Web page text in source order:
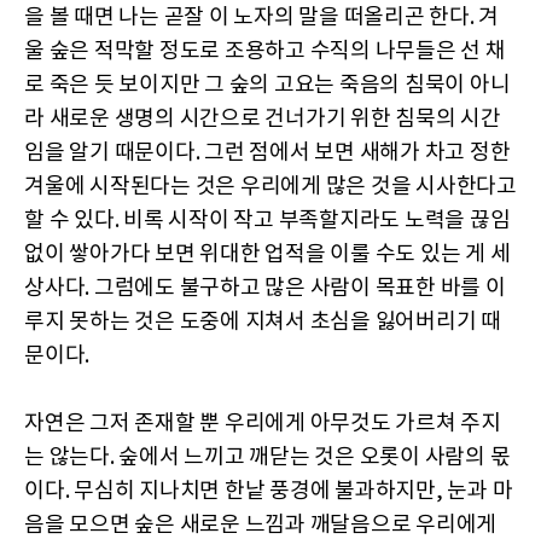
을 볼 때면 나는 곧잘 이 노자의 말을 떠올리곤 한다. 겨
울 숲은 적막할 정도로 조용하고 수직의 나무들은 선 채
로 죽은 듯 보이지만 그 숲의 고요는 죽음의 침묵이 아니
라 새로운 생명의 시간으로 건너가기 위한 침묵의 시간
임을 알기 때문이다. 그런 점에서 보면 새해가 차고 정한
겨울에 시작된다는 것은 우리에게 많은 것을 시사한다고
할 수 있다. 비록 시작이 작고 부족할지라도 노력을 끊임
없이 쌓아가다 보면 위대한 업적을 이룰 수도 있는 게 세
상사다. 그럼에도 불구하고 많은 사람이 목표한 바를 이
루지 못하는 것은 도중에 지쳐서 초심을 잃어버리기 때
문이다.
자연은 그저 존재할 뿐 우리에게 아무것도 가르쳐 주지
는 않는다. 숲에서 느끼고 깨닫는 것은 오롯이 사람의 몫
이다. 무심히 지나치면 한낱 풍경에 불과하지만, 눈과 마
음을 모으면 숲은 새로운 느낌과 깨달음으로 우리에게